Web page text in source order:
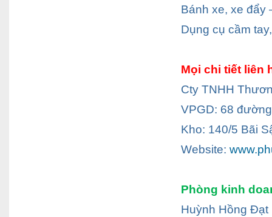
Bánh xe, xe đẩy
Dụng cụ cầm
Mọi chi tiết liên
Cty TNHH
VPGD: 68
Kho: 140/5 Bãi
Website:
Phòng kinh
Huỳnh Hồng Đạt